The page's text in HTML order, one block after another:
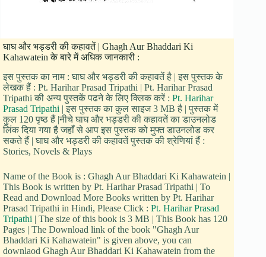
घाघ और भड्डरी की कहावतें | Ghagh Aur Bhaddari Ki
Kahawatein के बारे में अधिक जानकारी :
इस पुस्तक का नाम : घाघ और भड्डरी की कहावतें है | इस पुस्तक के
लेखक हैं : Pt. Harihar Prasad Tripathi | Pt. Harihar Prasad
Tripathi की अन्य पुस्तकें पढने के लिए क्लिक करें : Pt. Harihar
Prasad Tripathi | इस पुस्तक का कुल साइज 3 MB है | पुस्तक में
कुल 120 पृष्ठ हैं |नीचे घाघ और भड्डरी की कहावतें का डाउनलोड
लिंक दिया गया है जहाँ से आप इस पुस्तक को मुफ्त डाउनलोड कर
सकते हैं | घाघ और भड्डरी की कहावतें पुस्तक की श्रेणियां हैं :
Stories, Novels & Plays
Name of the Book is : Ghagh Aur Bhaddari Ki Kahawatein |
This Book is written by Pt. Harihar Prasad Tripathi | To
Read and Download More Books written by Pt. Harihar
Prasad Tripathi in Hindi, Please Click : Pt. Harihar Prasad
Tripathi | The size of this book is 3 MB | This Book has 120
Pages | The Download link of the book "Ghagh Aur
Bhaddari Ki Kahawatein" is given above, you can
downlaod Ghagh Aur Bhaddari Ki Kahawatein from the